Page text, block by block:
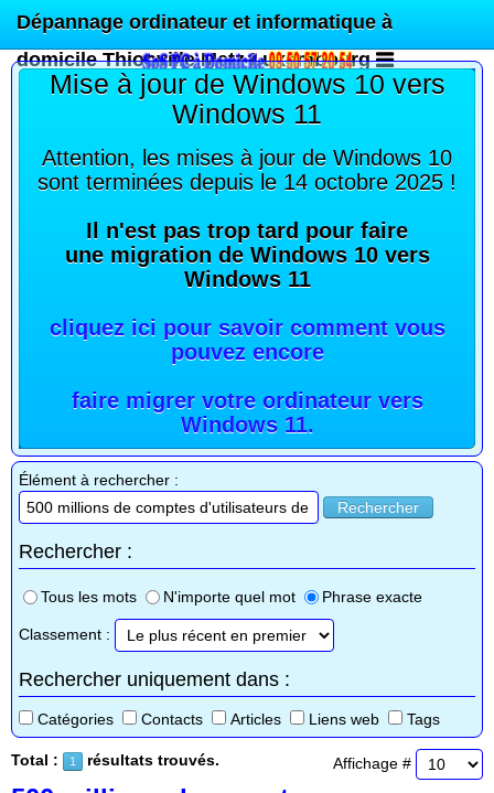
Dépannage ordinateur et informatique à
domicile Thionville Metz Luxembourg
Mise à jour de Windows 10 vers
Windows 11
Attention, les mises à jour de Windows 10
sont terminées depuis le 14 octobre 2025 !
Il n'est pas trop tard pour faire
une migration de Windows 10 vers
Windows 11
cliquez ici pour savoir comment vous
pouvez encore
faire migrer votre ordinateur vers
Windows 11.
Élément à rechercher :
Rechercher
Rechercher :
Tous les mots N'importe quel mot Phrase exacte
Classement :
Rechercher uniquement dans :
Catégories Contacts Articles Liens web Tags
Total : 1 résultats trouvés. Affichage #